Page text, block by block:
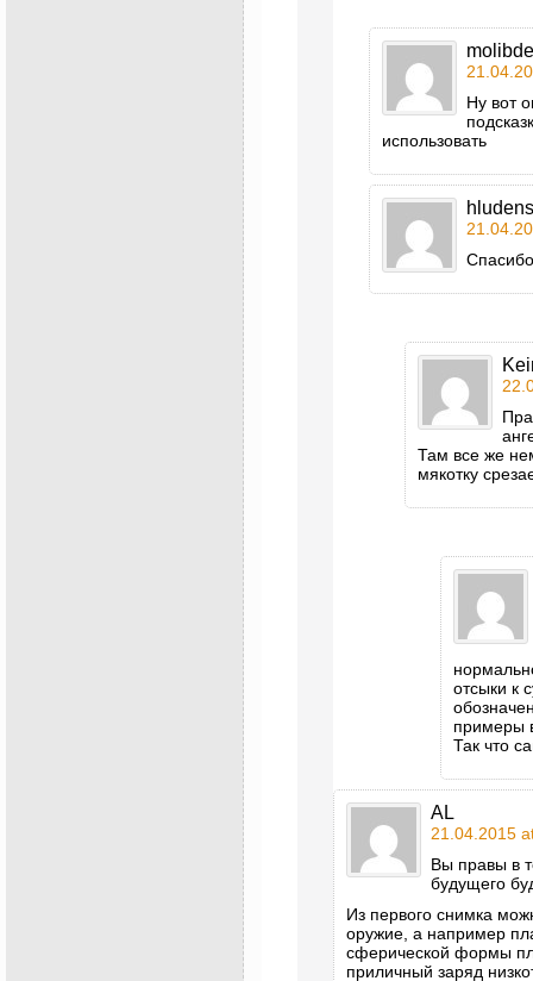
Ну вот
использовать
hludens
Там все же
мякотку
отсыки к
примеры
Так что
AL
21.04.2015
Вы правы в
будущего
Из первого снимка
оружие, а например
сферической формы
приличный заряд